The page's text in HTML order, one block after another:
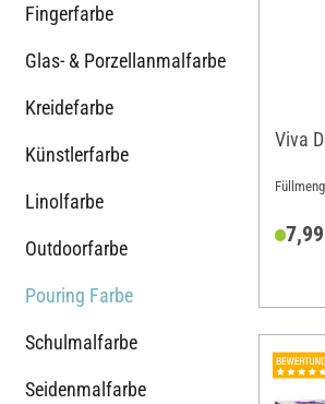
Fingerfarbe
Glas- & Porzellanmalfarbe
Kreidefarbe
Künstlerfarbe
Linolfarbe
Outdoorfarbe
Pouring Farbe
Schulmalfarbe
Seidenmalfarbe
Viva